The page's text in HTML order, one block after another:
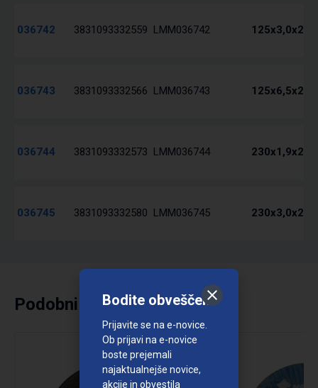
036742 3831093332559 LMM036742 125x3,0x22
036743 3831093332566 LMM036743 125x6,5x22
036744 3831093332573 LMM036744 230x1,9x22
036745 3831093332580 LMM036745 230x3,0x22
Podobni izdelkiBodite obveščeni
Prijavite se na e-novice.
Ob prijavi na e-novice
boste prejemali
najaktualnejše novice,
akcije in obvestila